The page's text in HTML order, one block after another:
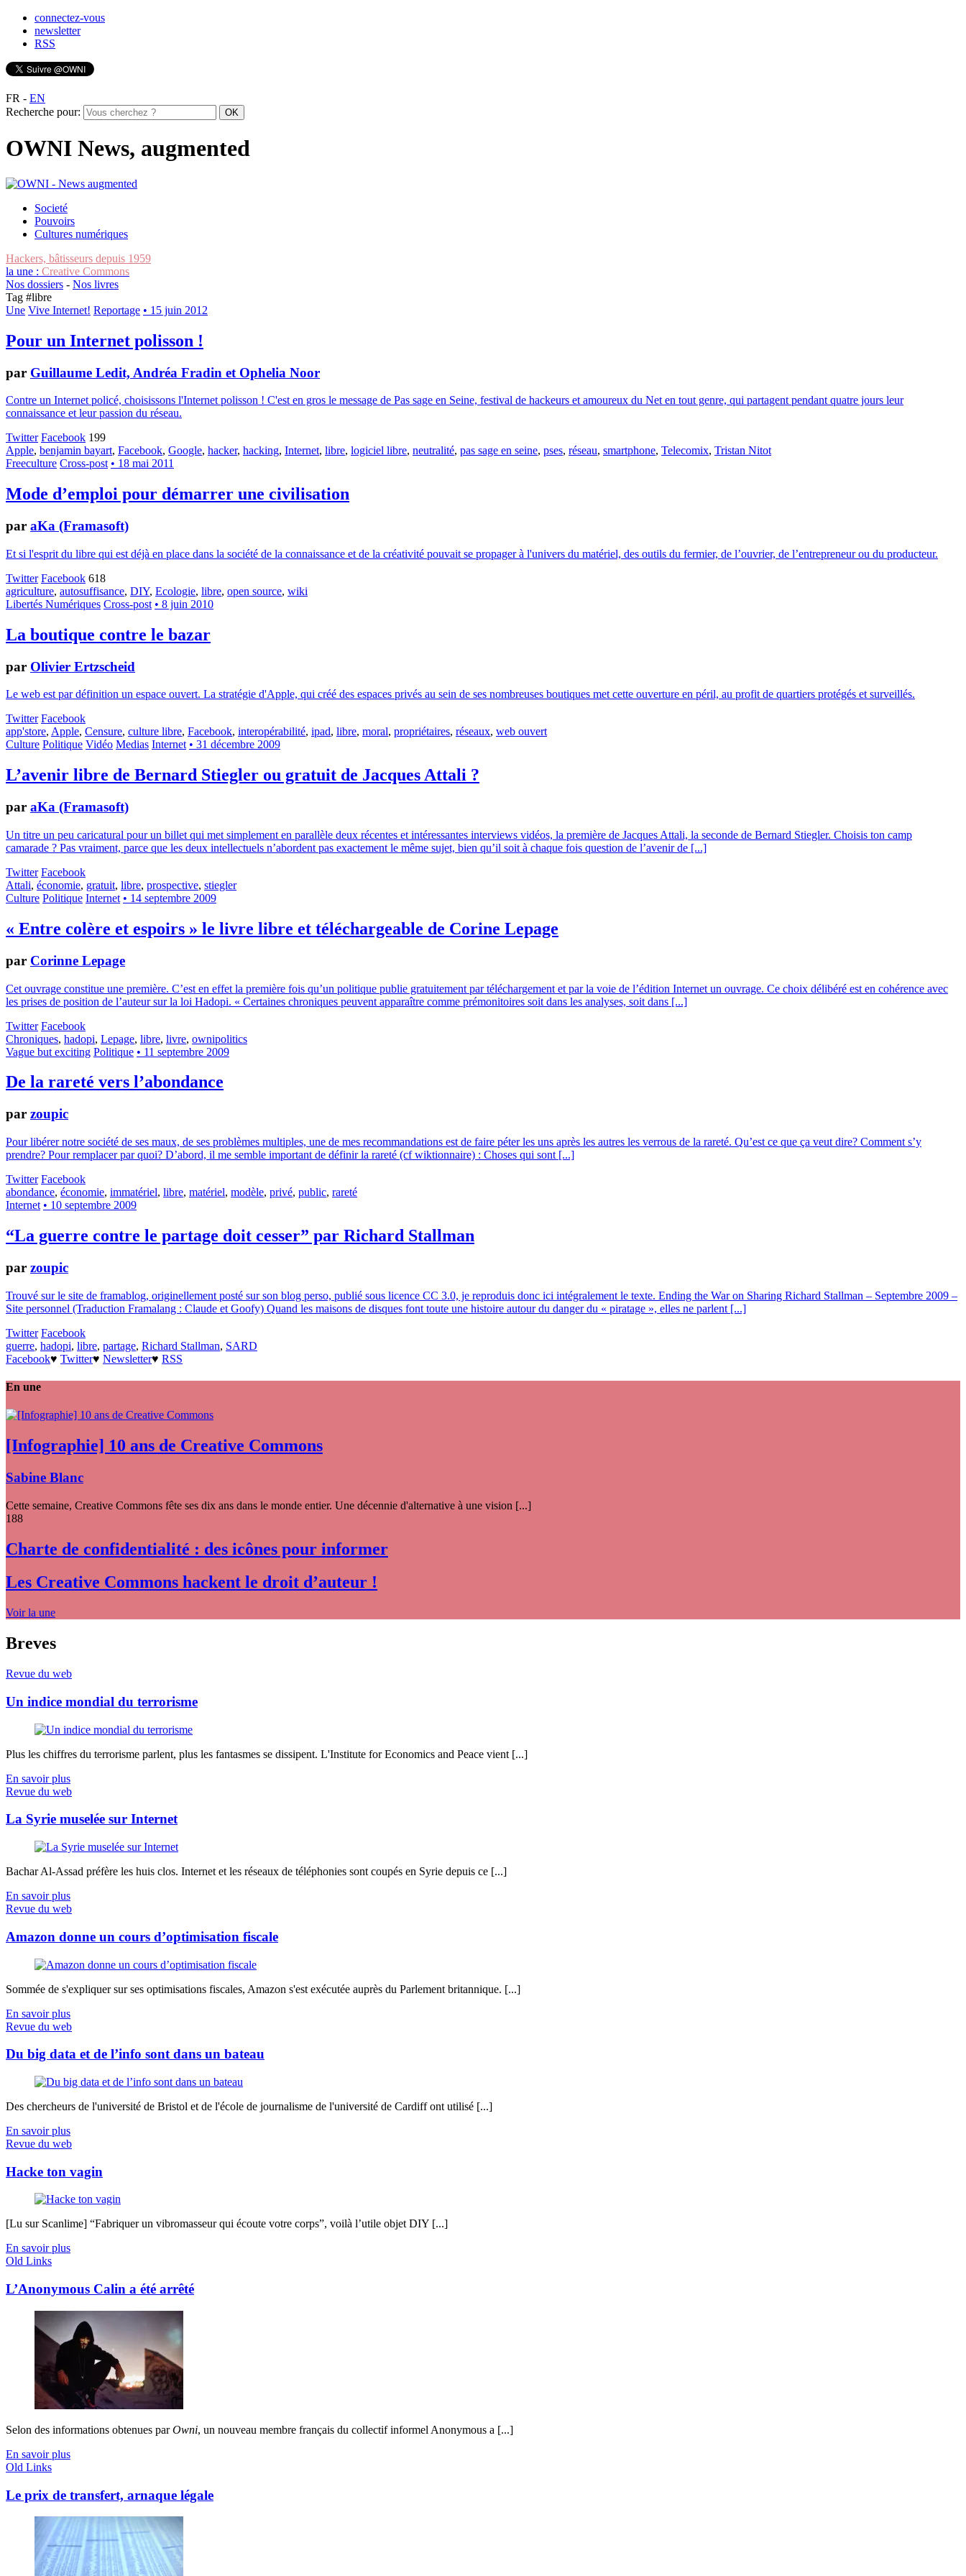
connectez-vous
newsletter
RSS
FR - EN
Recherche pour:
OWNI News, augmented
Societé
Pouvoirs
Cultures numériques
Hackers, bâtisseurs depuis 1959
la une : Creative Commons
Nos dossiers - Nos livres
Tag #libre
Une Vive Internet! Reportage • 15 juin 2012
Pour un Internet polisson !
par Guillaume Ledit, Andréa Fradin et Ophelia Noor
Contre un Internet policé, choisissons l'Internet polisson ! C'est en gros le message de Pas sage en Seine, festival de hackeurs et amoureux du Net en tout genre, qui partagent pendant quatre jours leur
connaissance et leur passion du réseau.
Twitter Facebook 199
Apple, benjamin bayart, Facebook, Google, hacker, hacking, Internet, libre, logiciel libre, neutralité, pas sage en seine, pses, réseau, smartphone, Telecomix, Tristan Nitot
Freeculture Cross-post • 18 mai 2011
Mode d’emploi pour démarrer une civilisation
par aKa (Framasoft)
Et si l'esprit du libre qui est déjà en place dans la société de la connaissance et de la créativité pouvait se propager à l'univers du matériel, des outils du fermier, de l’ouvrier, de l’entrepreneur ou du producteur.
Twitter Facebook 618
agriculture, autosuffisance, DIY, Ecologie, libre, open source, wiki
Libertés Numériques Cross-post • 8 juin 2010
La boutique contre le bazar
par Olivier Ertzscheid
Le web est par définition un espace ouvert. La stratégie d'Apple, qui créé des espaces privés au sein de ses nombreuses boutiques met cette ouverture en péril, au profit de quartiers protégés et surveillés.
Twitter Facebook
app'store, Apple, Censure, culture libre, Facebook, interopérabilité, ipad, libre, moral, propriétaires, réseaux, web ouvert
Culture Politique Vidéo Medias Internet • 31 décembre 2009
L’avenir libre de Bernard Stiegler ou gratuit de Jacques Attali ?
par aKa (Framasoft)
Un titre un peu caricatural pour un billet qui met simplement en parallèle deux récentes et intéressantes interviews vidéos, la première de Jacques Attali, la seconde de Bernard Stiegler. Choisis ton camp
camarade ? Pas vraiment, parce que les deux intellectuels n’abordent pas exactement le même sujet, bien qu’il soit à chaque fois question de l’avenir de [...]
Twitter Facebook
Attali, économie, gratuit, libre, prospective, stiegler
Culture Politique Internet • 14 septembre 2009
« Entre colère et espoirs » le livre libre et téléchargeable de Corine Lepage
par Corinne Lepage
Cet ouvrage constitue une première. C’est en effet la première fois qu’un politique publie gratuitement par téléchargement et par la voie de l’édition Internet un ouvrage. Ce choix délibéré est en cohérence avec
les prises de position de l’auteur sur la loi Hadopi. « Certaines chroniques peuvent apparaître comme prémonitoires soit dans les analyses, soit dans [...]
Twitter Facebook
Chroniques, hadopi, Lepage, libre, livre, ownipolitics
Vague but exciting Politique • 11 septembre 2009
De la rareté vers l’abondance
par zoupic
Pour libérer notre société de ses maux, de ses problèmes multiples, une de mes recommandations est de faire péter les uns après les autres les verrous de la rareté. Qu’est ce que ça veut dire? Comment s’y
prendre? Pour remplacer par quoi? D’abord, il me semble important de définir la rareté (cf wiktionnaire) : Choses qui sont [...]
Twitter Facebook
abondance, économie, immatériel, libre, matériel, modèle, privé, public, rareté
Internet • 10 septembre 2009
“La guerre contre le partage doit cesser” par Richard Stallman
par zoupic
Trouvé sur le site de framablog, originellement posté sur son blog perso, publié sous licence CC 3.0, je reproduis donc ici intégralement le texte. Ending the War on Sharing Richard Stallman – Septembre 2009 –
Site personnel (Traduction Framalang : Claude et Goofy) Quand les maisons de disques font toute une histoire autour du danger du « piratage », elles ne parlent [...]
Twitter Facebook
guerre, hadopi, libre, partage, Richard Stallman, SARD
Facebook♥ Twitter♥ Newsletter♥ RSS
En une
[Infographie] 10 ans de Creative Commons
Sabine Blanc
Cette semaine, Creative Commons fête ses dix ans dans le monde entier. Une décennie d'alternative à une vision [...]
188
Charte de confidentialité : des icônes pour informer
Les Creative Commons hackent le droit d’auteur !
Voir la une
Breves
Revue du web
Un indice mondial du terrorisme
Plus les chiffres du terrorisme parlent, plus les fantasmes se dissipent. L'Institute for Economics and Peace vient [...]
En savoir plus
Revue du web
La Syrie muselée sur Internet
Bachar Al-Assad préfère les huis clos. Internet et les réseaux de téléphonies sont coupés en Syrie depuis ce [...]
En savoir plus
Revue du web
Amazon donne un cours d’optimisation fiscale
Sommée de s'expliquer sur ses optimisations fiscales, Amazon s'est exécutée auprès du Parlement britannique. [...]
En savoir plus
Revue du web
Du big data et de l’info sont dans un bateau
Des chercheurs de l'université de Bristol et de l'école de journalisme de l'université de Cardiff ont utilisé [...]
En savoir plus
Revue du web
Hacke ton vagin
[Lu sur Scanlime] “Fabriquer un vibromasseur qui écoute votre corps”, voilà l’utile objet DIY [...]
En savoir plus
Old Links
L’Anonymous Calin a été arrêté
Selon des informations obtenues parOwni, un nouveau membre français du collectif informel Anonymous a [...]
En savoir plus
Old Links
Le prix de transfert, arnaque légale